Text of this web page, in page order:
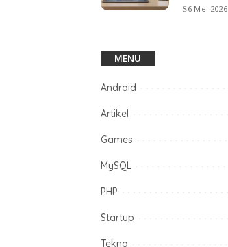
6 Mei 2026
MENU
Android
Artikel
Games
MySQL
PHP
Startup
Tekno